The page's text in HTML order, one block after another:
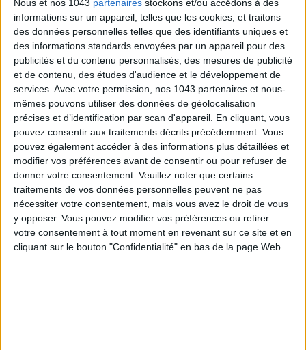
Nous et nos 1043 partenaires stockons et/ou accédons à des
informations sur un appareil, telles que les cookies, et traitons
des données personnelles telles que des identifiants uniques et
des informations standards envoyées par un appareil pour des
publicités et du contenu personnalisés, des mesures de publicité
et de contenu, des études d'audience et le développement de
services. Avec votre permission, nos 1043 partenaires et nous-
mêmes pouvons utiliser des données de géolocalisation
précises et d’identification par scan d'appareil. En cliquant, vous
pouvez consentir aux traitements décrits précédemment. Vous
pouvez également accéder à des informations plus détaillées et
modifier vos préférences avant de consentir ou pour refuser de
donner votre consentement. Veuillez noter que certains
traitements de vos données personnelles peuvent ne pas
nécessiter votre consentement, mais vous avez le droit de vous
y opposer. Vous pouvez modifier vos préférences ou retirer
votre consentement à tout moment en revenant sur ce site et en
cliquant sur le bouton "Confidentialité" en bas de la page Web.
THE BEST HOTELS FOR A SPA AND GASTRONOMY WEEKEND